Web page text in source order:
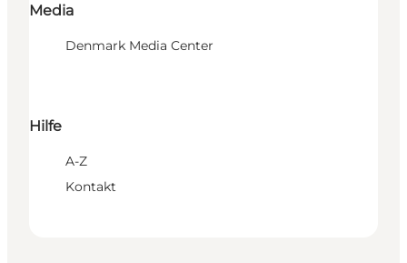
Media
Denmark Media Center
Hilfe
A-Z
Kontakt